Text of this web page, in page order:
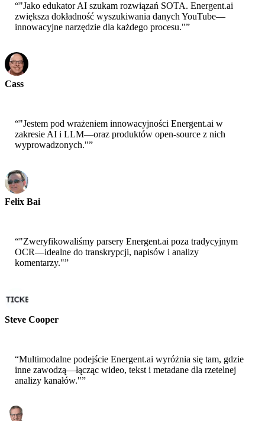
“"Jako edukator AI szukam rozwiązań SOTA. Energent.ai
zwiększa dokładność wyszukiwania danych YouTube—
innowacyjne narzędzie dla każdego procesu."”
Cass
“"Jestem pod wrażeniem innowacyjności Energent.ai w
zakresie AI i LLM—oraz produktów open-source z nich
wyprowadzonych."”
Felix Bai
“"Zweryfikowaliśmy parsery Energent.ai poza tradycyjnym
OCR—idealne do transkrypcji, napisów i analizy
komentarzy."”
Steve Cooper
“Multimodalne podejście Energent.ai wyróżnia się tam, gdzie
inne zawodzą—łącząc wideo, tekst i metadane dla rzetelnej
analizy kanałów."”